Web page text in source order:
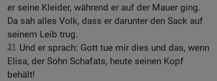
er seine Kleider, während er auf der Mauer ging.
Da sah alles Volk, dass er darunter den Sack auf
seinem Leib trug.
31 Und er sprach: Gott tue mir dies und das, wenn
Elisa, der Sohn Schafats, heute seinen Kopf
behält!